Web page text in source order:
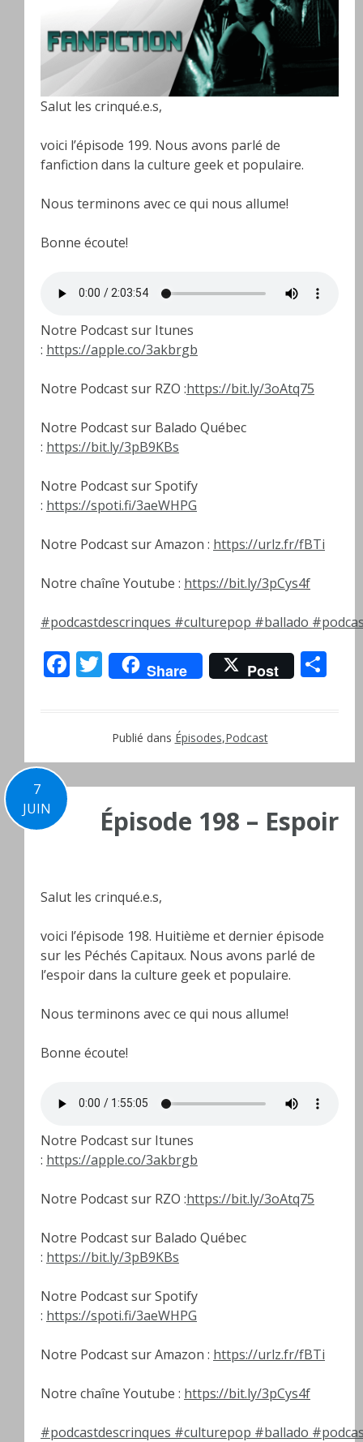
Salut les crinqué.e.s,
voici l’épisode 199. Nous avons parlé de
fanfiction dans la culture geek et populaire.
Nous terminons avec ce qui nous allume!
Bonne écoute!
Notre Podcast sur Itunes
: https://apple.co/3akbrgb
Notre Podcast sur RZO :https://bit.ly/3oAtq75
Notre Podcast sur Balado Québec
: https://bit.ly/3pB9KBs
Notre Podcast sur Spotify
: https://spoti.fi/3aeWHPG
Notre Podcast sur Amazon : https://urlz.fr/fBTi
Notre chaîne Youtube : https://bit.ly/3pCys4f
#podcastdescrinques #culturepop #ballado
Facebook
Twitter
Share Post
Publié dans Épisodes,Podcast
7
JUIN
Épisode 198 – Espoir
Salut les crinqué.e.s,
voici l’épisode 198. Huitième et dernier épisode
sur les Péchés Capitaux. Nous avons parlé de
l’espoir dans la culture geek et populaire.
Nous terminons avec ce qui nous allume!
Bonne écoute!
Notre Podcast sur Itunes
: https://apple.co/3akbrgb
Notre Podcast sur RZO :https://bit.ly/3oAtq75
Notre Podcast sur Balado Québec
: https://bit.ly/3pB9KBs
Notre Podcast sur Spotify
: https://spoti.fi/3aeWHPG
Notre Podcast sur Amazon : https://urlz.fr/fBTi
Notre chaîne Youtube : https://bit.ly/3pCys4f
#podcastdescrinques #culturepop #ballado